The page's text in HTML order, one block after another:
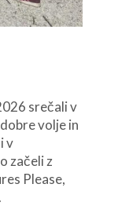
srečali v
volje in
v
začeli z
Please,